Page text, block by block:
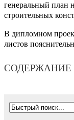
генеральный план
строительных
В дипломном
листов
СОДЕРЖАНИЕ